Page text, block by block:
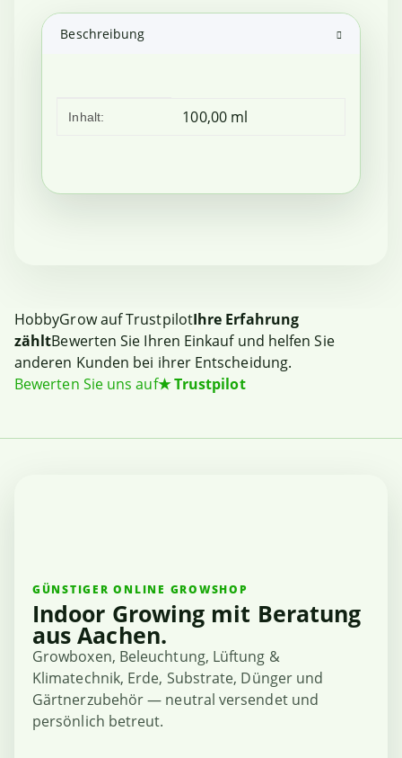
Beschreibung
Produkteigenschaft
Wert
Inhalt: 100,00 ml
HobbyGrow auf TrustpilotIhre Erfahrung
zähltBewerten Sie Ihren Einkauf und helfen Sie
anderen Kunden bei ihrer Entscheidung.
Bewerten Sie uns auf★Trustpilot
GÜNSTIGER ONLINE GROWSHOP
Indoor Growing mit Beratung
aus Aachen.
Growboxen, Beleuchtung, Lüftung &
Klimatechnik, Erde, Substrate, Dünger und
Gärtnerzubehör — neutral versendet und
persönlich betreut.